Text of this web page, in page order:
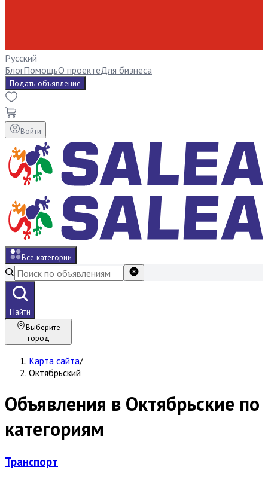
Русский
БлогПомощьО проектеДля бизнеса
Подать объявление
Войти
Все категории
Найти
Выберите
город
Карта сайта/
Октябрьский
Объявления в Октябрьские по
категориям
Транспорт